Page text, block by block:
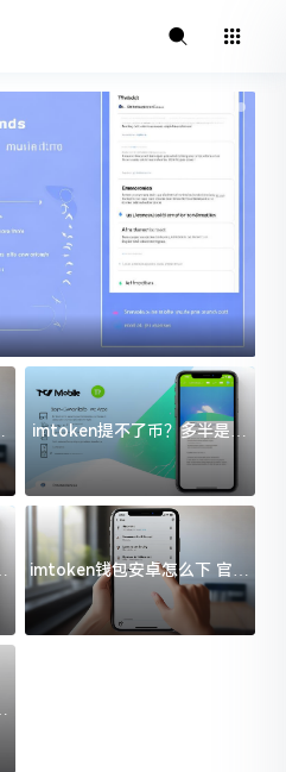
imtoken提不了币？多半是这
几件事没处理好
imtoken钱包安卓怎么下 官方
渠道避坑指南